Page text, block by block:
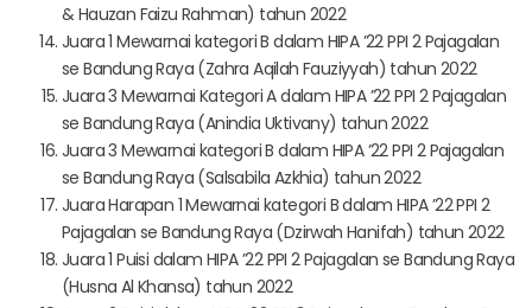
& Hauzan Faizu Rahman) tahun 2022
Juara 1 Mewarnai kategori B dalam HIPA ’22 PPI 2 Pajagalan
se Bandung Raya (Zahra Aqilah Fauziyyah) tahun 2022
Juara 3 Mewarnai Kategori A dalam HIPA ’22 PPI 2 Pajagalan
se Bandung Raya (Anindia Uktivany) tahun 2022
Juara 3 Mewarnai kategori B dalam HIPA ’22 PPI 2 Pajagalan
se Bandung Raya (Salsabila Azkhia) tahun 2022
Juara Harapan 1 Mewarnai kategori B dalam HIPA ’22 PPI 2
Pajagalan se Bandung Raya (Dzirwah Hanifah) tahun 2022
Juara 1 Puisi dalam HIPA ’22 PPI 2 Pajagalan se Bandung Raya
(Husna Al Khansa) tahun 2022